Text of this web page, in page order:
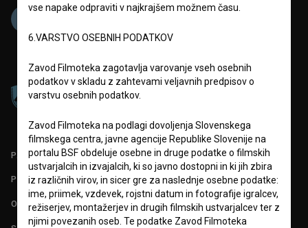
PARTNERJI
POGOJI UPORABE
O PROJEKTU
vse napake odpraviti v najkrajšem možnem času.
6.VARSTVO OSEBNIH PODATKOV
Zavod Filmoteka zagotavlja varovanje vseh osebnih
podatkov v skladu z zahtevami veljavnih predpisov o
varstvu osebnih podatkov.
Zavod Filmoteka na podlagi dovoljenja Slovenskega
filmskega centra, javne agencije Republike Slovenije na
portalu BSF obdeluje osebne in druge podatke o filmskih
ustvarjalcih in izvajalcih, ki so javno dostopni in ki jih zbira
iz različnih virov, in sicer gre za naslednje osebne podatke:
ime, priimek, vzdevek, rojstni datum in fotografije igralcev,
režiserjev, montažerjev in drugih filmskih ustvarjalcev ter z
njimi povezanih oseb. Te podatke Zavod Filmoteka